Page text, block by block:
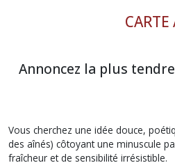
Annoncez la plus
Vous cherchez une idée douce,
des aînés) côtoyant une minuscule
fraîcheur et de sensibilité irrésistible.